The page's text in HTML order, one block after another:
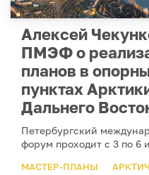
Алексей
ПМЭФ о
планов в
пунктах
Дальнего
Петербургский
форум проходит с 3 по 6
МАСТЕР-ПЛАНЫ